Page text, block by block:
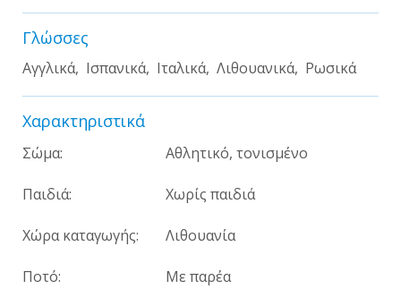
Γλώσσες
Αγγλικά, Ισπανικά, Ιταλικά, Λιθουανικά, Ρωσικά
Χαρακτηριστικά
Σώμα: Αθλητικό, τονισμένο
Παιδιά: Χωρίς παιδιά
Χώρα καταγωγής: Λιθουανία
Ποτό: Mε παρέα